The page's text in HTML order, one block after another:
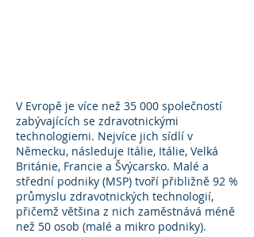
V Evropě je více než 35 000 společností
zabývajících se zdravotnickými
technologiemi. Nejvíce jich sídlí v
Německu, následuje Itálie, Itálie, Velká
Británie, Francie a Švýcarsko. Malé a
střední podniky (MSP) tvoří přibližně 92 %
průmyslu zdravotnických technologií,
přičemž většina z nich zaměstnává méně
než 50 osob (malé a mikro podniky).